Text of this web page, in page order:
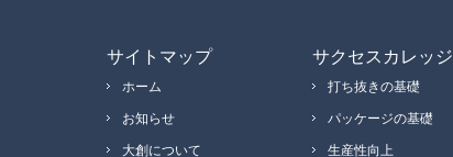
サイトマップ
ホーム
お知らせ
大創について
サクセスカレッジ
打ち抜きの基礎
パッケージの基礎
生産性向上